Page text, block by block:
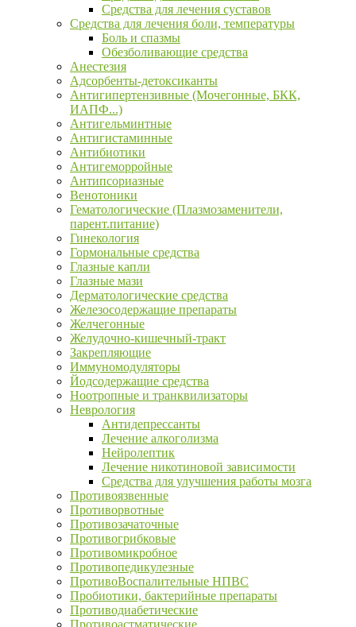
Средства для лечения суставов
Средства для лечения боли, температуры
Боль и спазмы
Обезболивающие средства
Анестезия
Адсорбенты-детоксиканты
Антигипертензивные (Мочегонные, БКК,
ИАПФ...)
Антигельминтные
Антигистаминные
Антибиотики
Антигеморройные
Антипсориазные
Венотоники
Гематологические (Плазмозаменители,
парент.питание)
Гинекология
Гормональные средства
Глазные капли
Глазные мази
Дерматологические средства
Железосодержащие препараты
Желчегонные
Желудочно-кишечный-тракт
Закрепляющие
Иммуномодуляторы
Йодсодержащие средства
Ноотропные и транквилизаторы
Неврология
Антидепрессанты
Лечение алкоголизма
Нейролептик
Лечение никотиновой зависимости
Средства для улучшения работы мозга
Противоязвенные
Противорвотные
Противозачаточные
Противогрибковые
Противомикробное
Противопедикулезные
ПротивоВоспалительные НПВС
Пробиотики, бактерийные препараты
Противодиабетические